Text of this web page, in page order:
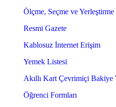
Ölçme, Seçme ve
Resmi Gazete
Kablosuz İnternet Erişim
Yemek Listesi
Akıllı Kart Çevrimiçi Bakiye
Öğrenci Formları